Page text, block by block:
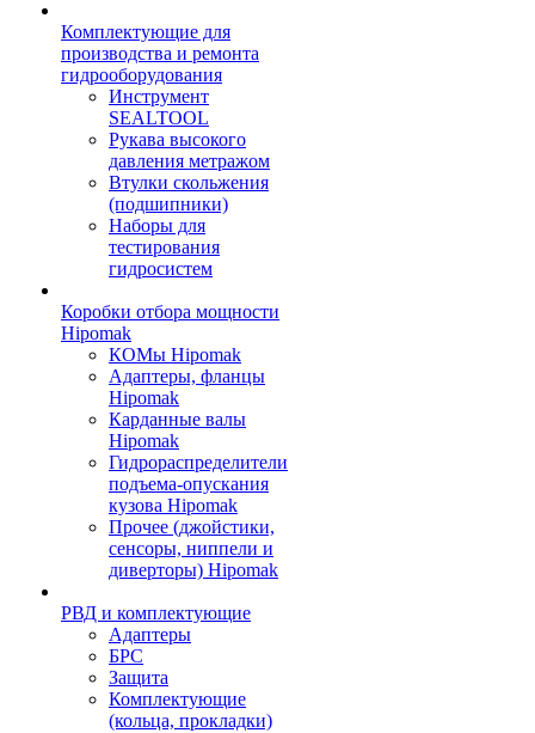
Комплектующие для
производства и ремонта
гидрооборудования
Инструмент
SEALTOOL
Рукава высокого
давления метражом
Втулки скольжения
(подшипники)
Наборы для
тестирования
гидросистем
Коробки отбора мощности
Hipomak
КОМы Hipomak
Адаптеры, фланцы
Hipomak
Карданные валы
Hipomak
Гидрораспределители
подъема-опускания
кузова Hipomak
Прочее (джойстики,
сенсоры, ниппели и
диверторы) Hipomak
РВД и комплектующие
Адаптеры
БРС
Защита
Комплектующие
(кольца, прокладки)